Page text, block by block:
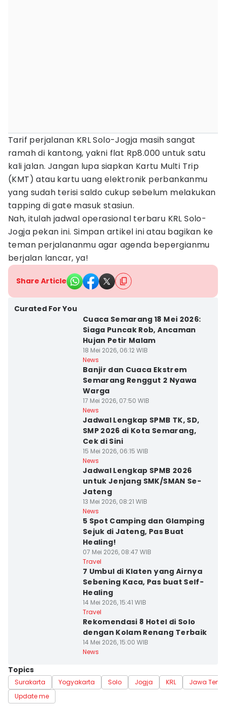
Tarif perjalanan KRL Solo-Jogja masih sangat
ramah di kantong, yakni flat Rp8.000 untuk satu
kali jalan. Jangan lupa siapkan Kartu Multi Trip
(KMT) atau kartu uang elektronik perbankanmu
yang sudah terisi saldo cukup sebelum melakukan
tapping di gate masuk stasiun.
Nah, itulah jadwal operasional terbaru KRL Solo-
Jogja pekan ini. Simpan artikel ini atau bagikan ke
teman perjalananmu agar agenda bepergianmu
berjalan lancar, ya!
Share Article
Curated For You
Cuaca Semarang 18 Mei 2026:
Siaga Puncak Rob, Ancaman
Hujan Petir Malam
18 Mei 2026, 06:12 WIB
News
Banjir dan Cuaca Ekstrem
Semarang Renggut 2 Nyawa
Warga
17 Mei 2026, 07:50 WIB
News
Jadwal Lengkap SPMB TK, SD,
SMP 2026 di Kota Semarang,
Cek di Sini
15 Mei 2026, 06:15 WIB
News
Jadwal Lengkap SPMB 2026
untuk Jenjang SMK/SMAN Se-
Jateng
13 Mei 2026, 08:21 WIB
News
5 Spot Camping dan Glamping
Sejuk di Jateng, Pas Buat
Healing!
07 Mei 2026, 08:47 WIB
Travel
7 Umbul di Klaten yang Airnya
Sebening Kaca, Pas buat Self-
Healing
14 Mei 2026, 15:41 WIB
Travel
Rekomendasi 8 Hotel di Solo
dengan Kolam Renang Terbaik
14 Mei 2026, 15:00 WIB
News
Topics
Surakarta Yogyakarta Solo Jogja KRL
Jawa
Update me